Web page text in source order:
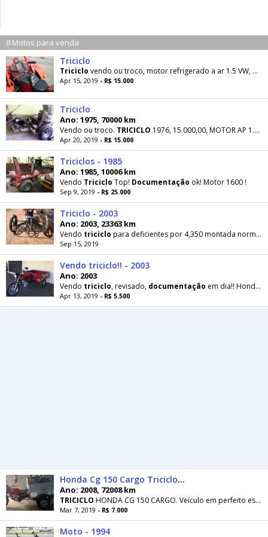
8 Motos para venda
Triciclo
Triciclo vendo ou troco, motor refrigerado a ar 1.5 VW,
Apr 15, 2019 - R$ 15.000
Triciclo
Ano: 1975, 70000 km
Vendo ou troco. TRICICLO 1976, 15.000,00, MOTOR AP 1.8
Apr 20, 2019 - R$ 15.000
Triciclos - 1985
Ano: 1985, 10006 km
Vendo Triciclo Top! Documentação ok! Motor 1600 !
Sep 9, 2019 - R$ 25.000
Triciclo - 2003
Ano: 2003, 23363 km
Vendo triciclo para deficientes por 4,350 montada normal com todos acessórios no valor de 2,250
Sep 15, 2019
Vendo triciclo!! - 2003
Ano: 2003
Vendo triciclo, revisado, documentação em dia!! Honda CG estrutural 125A. Ano 2003!!
Apr 13, 2019 - R$ 5.500
Honda Cg 150 Cargo Triciclo 2008 Preço de ocasião - 2008
Ano: 2008, 72008 km
TRICICLO HONDA CG 150 CARGO. Veículo em perfeito estado de conservação, pronto para o trabalho
Mar 7, 2019 - R$ 7.000
Moto - 1994